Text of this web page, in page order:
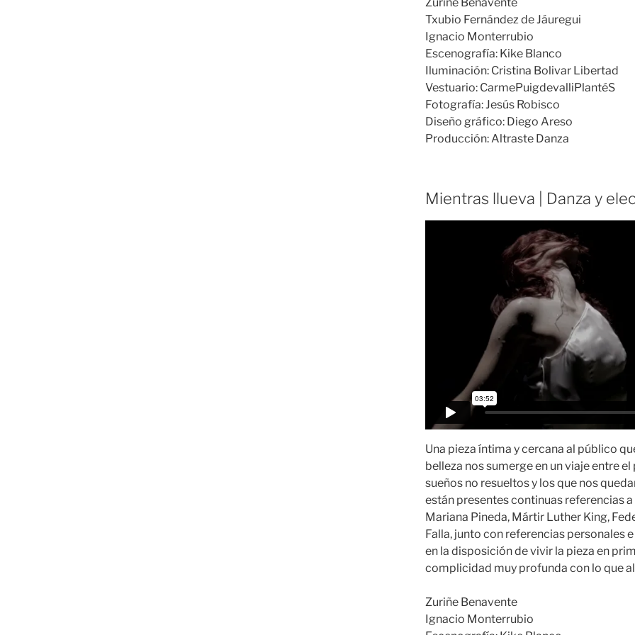
Txubio Fernández de Jáuregui
Ignacio Monterrubio
Escenografía: Kike Blanco
Iluminación: Cristina Bolivar Libertad
Vestuario: CarmePuigdevalliPlantéS
Fotografía: Jesús Robisco
Diseño gráfico: Diego Areso
Producción: Altraste Danza
Mientras llueva | Danza y
Una pieza íntima y cercana al público
belleza nos sumerge en un viaje entre
sueños no resueltos y los que nos
están presentes continuas referencias
Mariana Pineda, Mártir Luther King,
Falla, junto con referencias personales
en la disposición de vivir la pieza en
complicidad muy profunda con lo que
Zuriñe Benavente
Ignacio Monterrubio